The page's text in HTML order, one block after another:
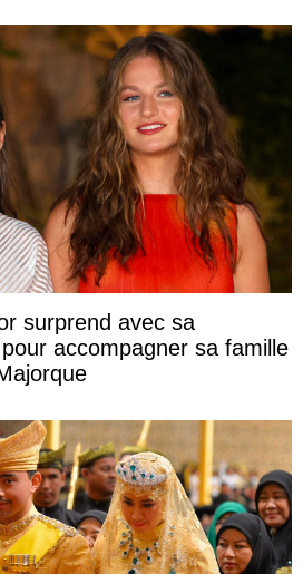
surprend avec sa
accompagner sa famille